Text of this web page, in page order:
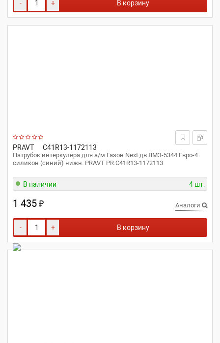
- + В корзину
PRAVT C41R13-1172113
Патрубок интеркулера для а/м Газон Next дв.ЯМЗ-5344 Евро-4
силикон (синий) нижн. PRAVT PR.С41R13-1172113
В наличии 4 шт.
1 435₽ Аналоги
- + В корзину